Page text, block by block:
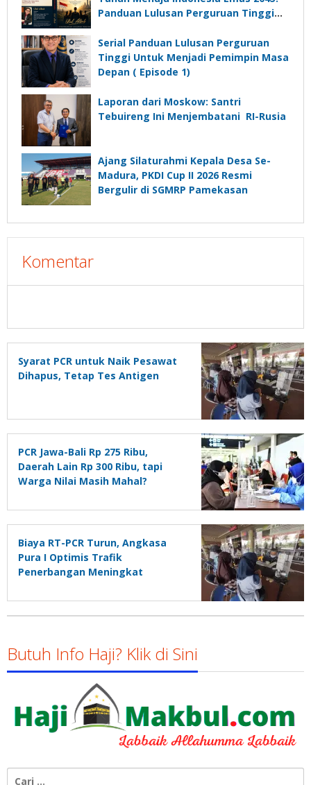
Panduan Lulusan Perguruan Tinggi
Depan”?
Serial Panduan Lulusan Perguruan
Tinggi Untuk Menjadi Pemimpin Masa
Depan ( Episode 1)
Laporan dari Moskow: Santri
Tebuireng Ini Menjembatani RI-Rusia
Ajang Silaturahmi Kepala Desa Se-
Madura, PKDI Cup II 2026 Resmi
Bergulir di SGMRP Pamekasan
Komentar
Syarat PCR untuk Naik Pesawat
Dihapus, Tetap Tes Antigen
PCR Jawa-Bali Rp 275 Ribu,
Daerah Lain Rp 300 Ribu, tapi
Warga Nilai Masih Mahal?
Biaya RT-PCR Turun, Angkasa
Pura I Optimis Trafik
Penerbangan Meningkat
Butuh Info Haji? Klik di Sini